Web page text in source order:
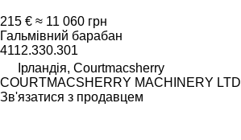
215 € ≈ 11 060 грн
Гальмівний барабан
4112.330.301
Ірландія, Courtmacsherry
COURTMACSHERRY MACHINERY LTD
Зв'язатися з продавцем